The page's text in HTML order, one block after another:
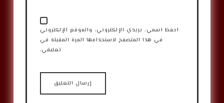
احفظ اسمي، بريدي الإلكتروني، والموقع الإلكتروني
في هذا المتصفح لاستخدامها المرة المقبلة في
تعليقي.